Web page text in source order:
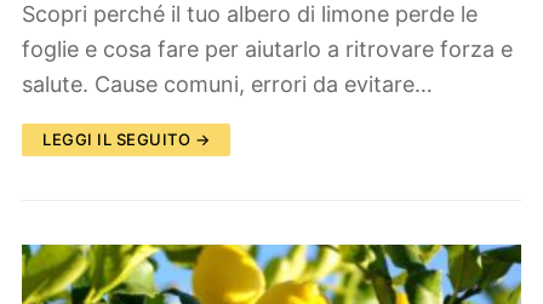
Scopri perché il tuo albero di limone perde le
foglie e cosa fare per aiutarlo a ritrovare forza e
salute. Cause comuni, errori da evitare…
LEGGI IL SEGUITO →